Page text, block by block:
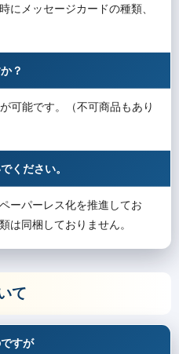
にメッセージカードの種類、
？
可能です。（不可商品もあり
ください。
ーパーレス化を推進してお
は同梱しておりません。
て
すが